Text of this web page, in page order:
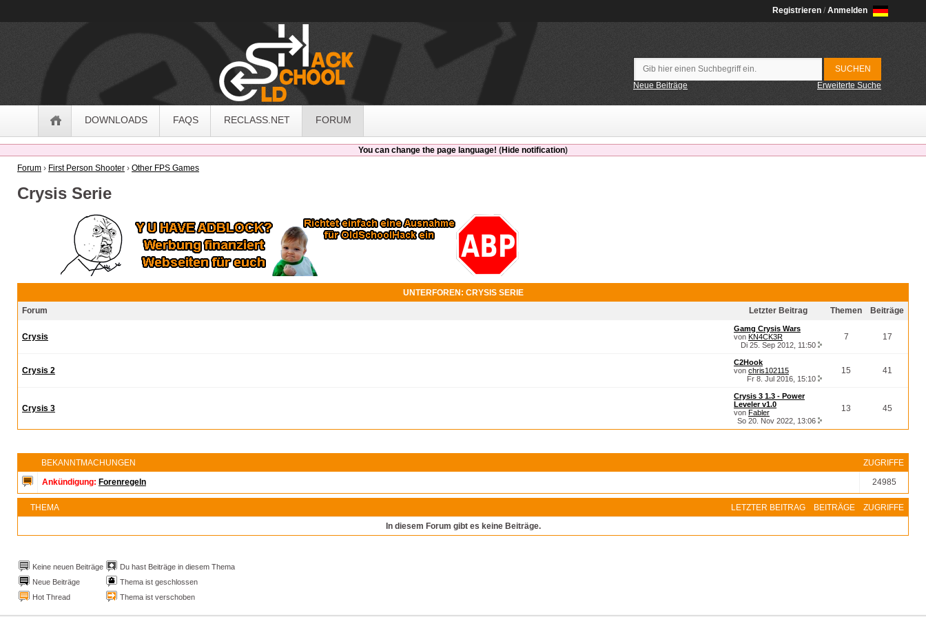
Registrieren / Anmelden
Neue Beiträge Erweiterte Suche
DOWNLOADS FAQS RECLASS.NET FORUM
You can change the page language! (Hide notification)
Forum › First Person Shooter › Other FPS Games
Crysis Serie
UNTERFOREN: CRYSIS SERIE
Forum
Letzter Beitrag Themen Beiträge
Crysis
Gamg Crysis Wars
von KN4CK3R
Di 25. Sep 2012, 11:50
7 17
Crysis 2
C2Hook
von chris102115
Fr 8. Jul 2016, 15:10
15 41
Crysis 3
Crysis 3 1.3 - Power
Leveler v1.0
von Fabler
So 20. Nov 2022, 13:06
13 45
BEKANNTMACHUNGEN
ZUGRIFFE
Ankündigung: Forenregeln 24985
THEMA LETZTER BEITRAG BEITRÄGE
ZUGRIFFE
In diesem Forum gibt es keine Beiträge.
Keine neuen Beiträge
Du hast Beiträge in diesem Thema
Neue Beiträge
Thema ist geschlossen
Hot Thread
Thema ist verschoben